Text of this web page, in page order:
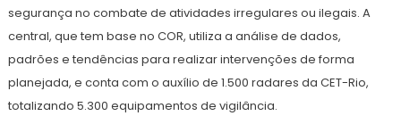
segurança no combate de atividades irregulares ou ilegais. A
central, que tem base no COR, utiliza a análise de dados,
padrões e tendências para realizar intervenções de forma
planejada, e conta com o auxílio de 1.500 radares da CET-Rio,
totalizando 5.300 equipamentos de vigilância.